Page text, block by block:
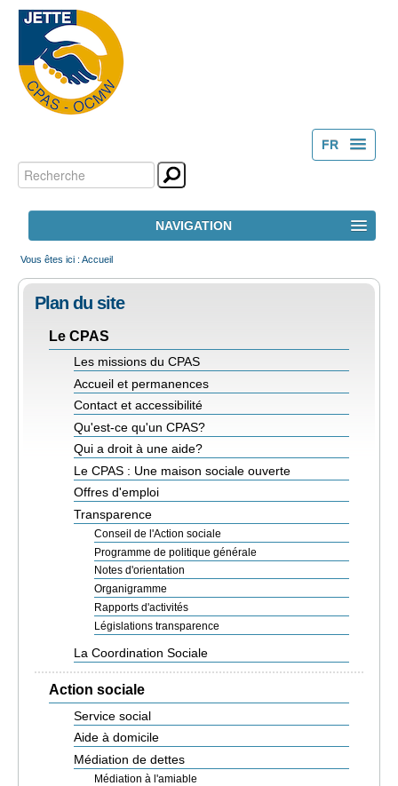
FR
Outils
personnels
Chercher par
Recherche
NAVIGATION
ACCUEIL
LE CPAS
ACTION SOCIALE
EMPLOI
AIDE ALIMENTAIRE
SENIORS
CULTURE ET JEUNESSE
Vous êtes ici : Accueil
Plan du site
Le CPAS
Les missions du CPAS
Accueil et permanences
Contact et accessibilité
Qu'est-ce qu'un CPAS?
Qui a droit à une aide?
Le CPAS : Une maison sociale ouverte
Offres d'emploi
Transparence
Conseil de l'Action sociale
Programme de politique générale
Notes d'orientation
Organigramme
Rapports d'activités
Législations transparence
La Coordination Sociale
Action sociale
Service social
Aide à domicile
Médiation de dettes
Médiation à l'amiable